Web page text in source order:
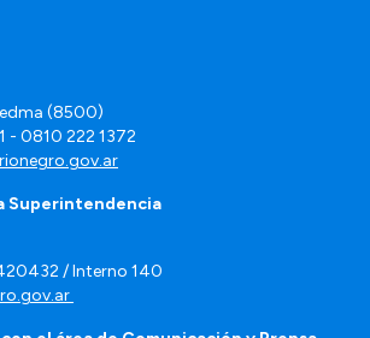
(8500)
- 0810 222 1372
Superintendencia
/ Interno 140